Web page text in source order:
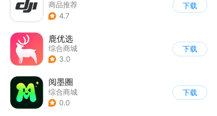
商品推荐
4.7
下载
鹿优选
综合商城
3.0
下载
阅墨圈
综合商城
0.0
下载